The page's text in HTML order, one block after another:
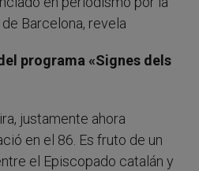
Barcelona, revela
programa «Signes dels
justamente ahora
en el 86. Es fruto de un
el Episcopado catalán y